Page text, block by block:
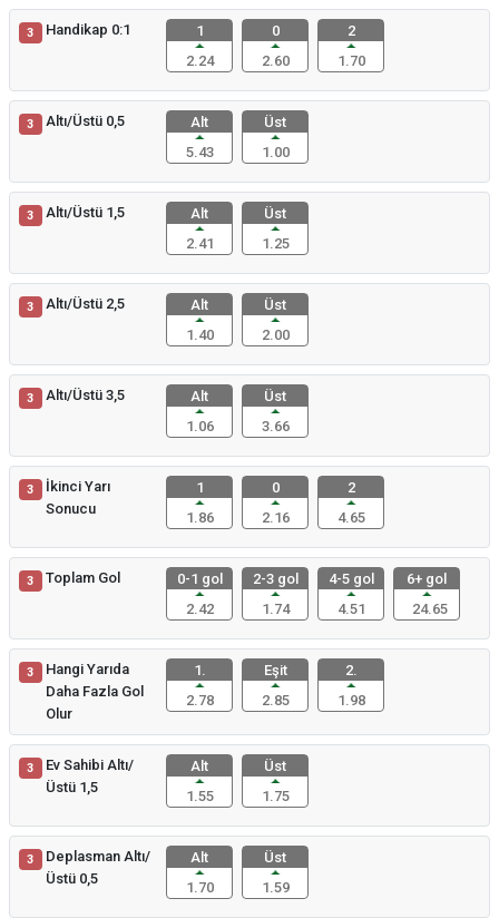
3 Handikap 0:1
1
2.24
0
2.60
2
1.70
3 Altı/Üstü 0,5
Alt
5.43
Üst
1.00
3 Altı/Üstü 1,5
Alt
2.41
Üst
1.25
3 Altı/Üstü 2,5
Alt
1.40
Üst
2.00
3 Altı/Üstü 3,5
Alt
1.06
Üst
3.66
3
İkinci Yarı
Sonucu
1
1.86
0
2.16
2
4.65
3 Toplam Gol
0-1 gol
2.42
2-3 gol
1.74
4-5 gol
4.51
6+ gol
24.65
3
Hangi Yarıda
Daha Fazla Gol
Olur
1.
2.78
Eşit
2.85
2.
1.98
3
Ev Sahibi Altı/
Üstü 1,5
Alt
1.55
Üst
1.75
3
Deplasman Altı/
Üstü 0,5
Alt
1.70
Üst
1.59